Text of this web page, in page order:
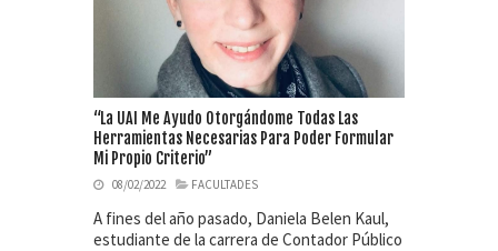
“La UAI Me Ayudo Otorgándome Todas Las
Herramientas Necesarias Para Poder Formular
Mi Propio Criterio”
08/02/2022 FACULTADES
A fines del año pasado, Daniela Belen Kaul,
estudiante de la carrera de Contador Público